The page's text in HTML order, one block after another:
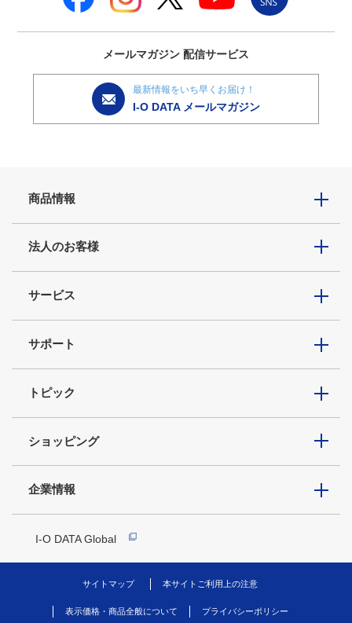
メールマガジン 配信サービス
最新情報をいち早くお届け！
I-O DATA メールマガジン
商品情報
法人のお客様
サービス
サポート
トピック
ショッピング
企業情報
I-O DATA Global
サイトマップ 本サイトご利用上の注意
表示価格・商品全般について プライバシーポリシー